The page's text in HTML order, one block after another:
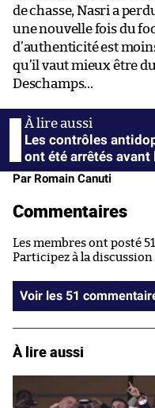
de chasse, Nasri a
une nouvelle fois du
d’authenticité est
qu’il vaut mieux être
Deschamps…
Les contrôles
ont été arrêtés
Par Romain Canuti
Commentaires
Les membres ont posté
Participez à la discussion
Voir les 51
À lire aussi